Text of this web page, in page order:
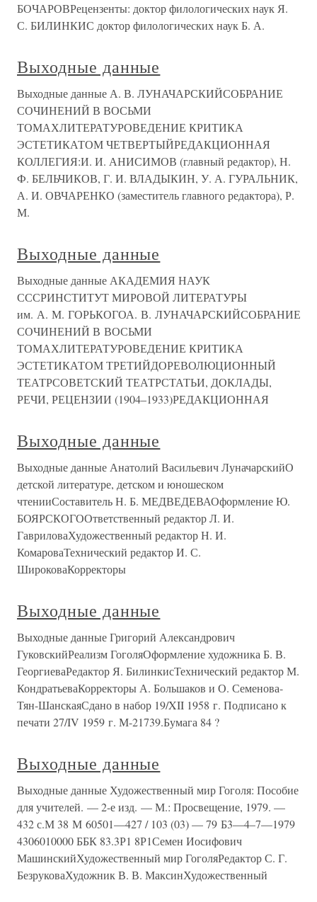
БОЧАРОВРецензенты: доктор филологических наук Я.
С. БИЛИНКИС доктор филологических наук Б. А.
Выходные данные
Выходные данные А. В. ЛУНАЧАРСКИЙСОБРАНИЕ
СОЧИНЕНИЙ В ВОСЬМИ
ТОМАХЛИТЕРАТУРОВЕДЕНИЕ КРИТИКА
ЭСТЕТИКАТОМ ЧЕТВЕРТЫЙРЕДАКЦИОННАЯ
КОЛЛЕГИЯ:И. И. АНИСИМОВ (главный редактор), Н.
Ф. БЕЛЬЧИКОВ, Г. И. ВЛАДЫКИН, У. А. ГУРАЛЬНИК,
А. И. ОВЧАРЕНКО (заместитель главного редактора), Р.
М.
Выходные данные
Выходные данные АКАДЕМИЯ НАУК
СССРИНСТИТУТ МИРОВОЙ ЛИТЕРАТУРЫ
им. А. М. ГОРЬКОГОА. В. ЛУНАЧАРСКИЙСОБРАНИЕ
СОЧИНЕНИЙ В ВОСЬМИ
ТОМАХЛИТЕРАТУРОВЕДЕНИЕ КРИТИКА
ЭСТЕТИКАТОМ ТРЕТИЙДОРЕВОЛЮЦИОННЫЙ
ТЕАТРСОВЕТСКИЙ ТЕАТРСТАТЬИ, ДОКЛАДЫ,
РЕЧИ, РЕЦЕНЗИИ (1904–1933)РЕДАКЦИОННАЯ
Выходные данные
Выходные данные Анатолий Васильевич ЛуначарскийО
детской литературе, детском и юношеском
чтенииСоставитель Н. Б. МЕДВЕДЕВАОформление Ю.
БОЯРСКОГООтветственный редактор Л. И.
ГавриловаХудожественный редактор Н. И.
КомароваТехнический редактор И. С.
ШироковаКорректоры
Выходные данные
Выходные данные Григорий Александрович
ГуковскийРеализм ГоголяОформление художника Б. В.
ГеоргиеваРедактор Я. БилинкисТехнический редактор М.
КондратьеваКорректоры А. Большаков и О. Семенова-
Тян-ШанскаяСдано в набор 19/XII 1958 г. Подписано к
печати 27/IV 1959 г. М-21739.Бумага 84 ?
Выходные данные
Выходные данные Художественный мир Гоголя: Пособие
для учителей. — 2-е изд. — М.: Просвещение, 1979. —
432 с.М 38 М 60501—427 / 103 (03) — 79 Б3—4–7—1979
4306010000 ББК 83.3Р1 8Р1Семен Иосифович
МашинскийХудожественный мир ГоголяРедактор С. Г.
БезруковаХудожник В. В. МаксинХудожественный